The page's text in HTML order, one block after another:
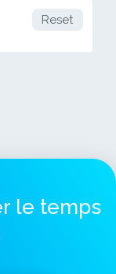
Reset
le temps